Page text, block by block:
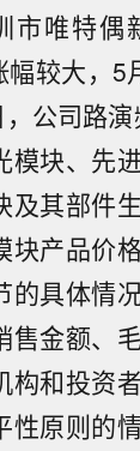
唯特偶
较大，
公司路
块、先
其部件
产品价
具体情
金额、
和投资
原则的